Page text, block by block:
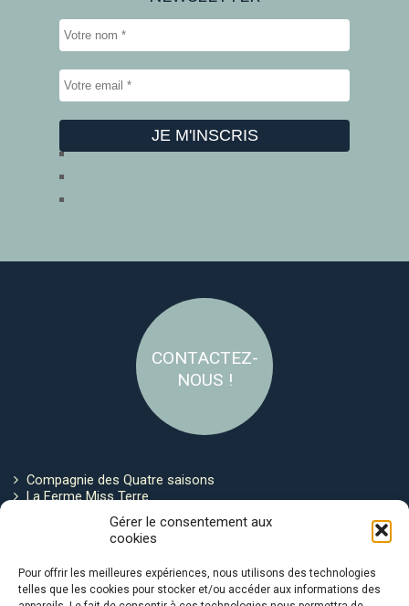
Gérer le consentement aux
cookies
Pour offrir les meilleures expériences, nous utilisons des technologies
telles que les cookies pour stocker et/ou accéder aux informations des
CONTACTEZ-
NOUS !
Compagnie des Quatre saisons
La Ferme Miss Terre
Politique de cookies